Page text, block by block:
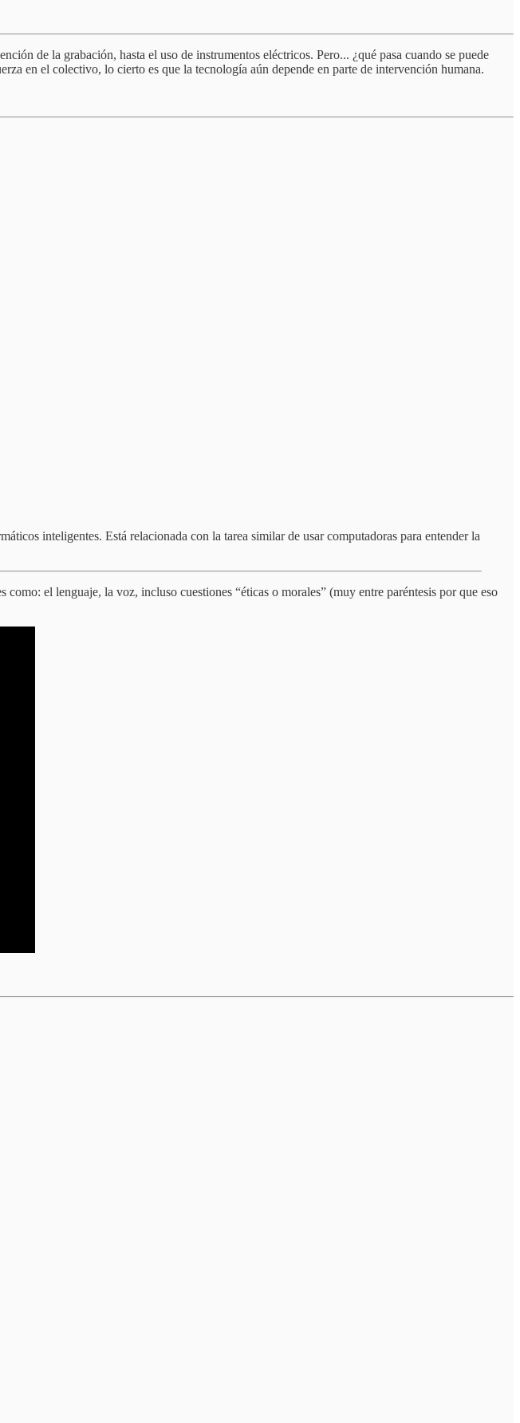
de la grabación, hasta el uso de instrumentos eléctricos. Pero... ¿qué pasa cuando se puede
en el colectivo, lo cierto es que la tecnología aún depende en parte de intervención humana.
inteligentes. Está relacionada con la tarea similar de usar computadoras para entender la
el lenguaje, la voz, incluso cuestiones “éticas o morales” (muy entre paréntesis por que eso